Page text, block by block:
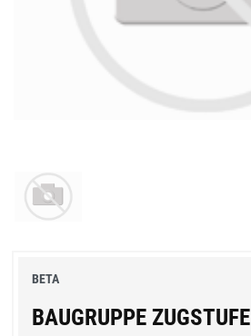
BETA
BAUGRUPPE ZUGSTUFE